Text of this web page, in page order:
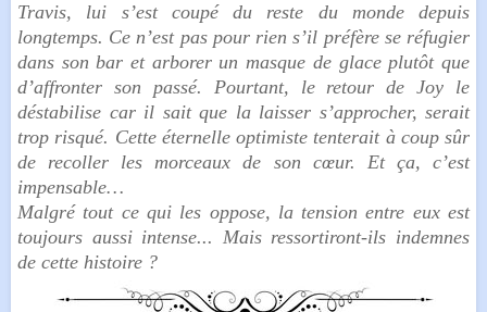
Travis, lui s’est coupé du reste du monde depuis
longtemps. Ce n’est pas pour rien s’il préfère se réfugier
dans son bar et arborer un masque de glace plutôt que
d’affronter son passé. Pourtant, le retour de Joy le
déstabilise car il sait que la laisser s’approcher, serait
trop risqué. Cette éternelle optimiste tenterait à coup sûr
de recoller les morceaux de son cœur. Et ça, c’est
impensable…
Malgré tout ce qui les oppose, la tension entre eux est
toujours aussi intense... Mais ressortiront-ils indemnes
de cette histoire ?